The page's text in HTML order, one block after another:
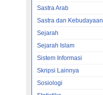
Sastra Arab
Sastra dan Kebudayaan
Sejarah
Sejarah Islam
Sistem Informasi
Skripsi Lainnya
Sosiologi